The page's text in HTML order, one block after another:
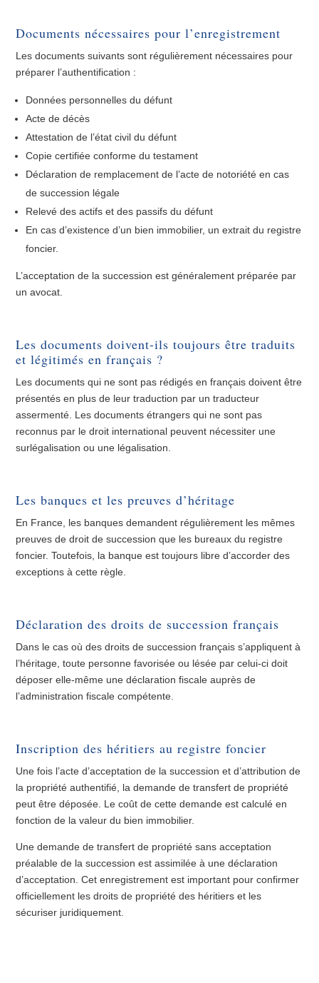
Documents nécessaires pour l’enregistrement
Les documents suivants sont régulièrement nécessaires pour
préparer l’authentification :
Données personnelles du défunt
Acte de décès
Attestation de l’état civil du défunt
Copie certifiée conforme du testament
Déclaration de remplacement de l’acte de notoriété en cas
de succession légale
Relevé des actifs et des passifs du défunt
En cas d’existence d’un bien immobilier, un extrait du registre
foncier.
L’acceptation de la succession est généralement préparée par
un avocat.
Les documents doivent-ils toujours être traduits
et légitimés en français ?
Les documents qui ne sont pas rédigés en français doivent être
présentés en plus de leur traduction par un traducteur
assermenté. Les documents étrangers qui ne sont pas
reconnus par le droit international peuvent nécessiter une
surlégalisation ou une légalisation.
Les banques et les preuves d’héritage
En France, les banques demandent régulièrement les mêmes
preuves de droit de succession que les bureaux du registre
foncier. Toutefois, la banque est toujours libre d’accorder des
exceptions à cette règle.
Déclaration des droits de succession français
Dans le cas où des droits de succession français s’appliquent à
l’héritage, toute personne favorisée ou lésée par celui-ci doit
déposer elle-même une déclaration fiscale auprès de
l’administration fiscale compétente.
Inscription des héritiers au registre foncier
Une fois l’acte d’acceptation de la succession et d’attribution de
la propriété authentifié, la demande de transfert de propriété
peut être déposée. Le coût de cette demande est calculé en
fonction de la valeur du bien immobilier.
Une demande de transfert de propriété sans acceptation
préalable de la succession est assimilée à une déclaration
d’acceptation. Cet enregistrement est important pour confirmer
officiellement les droits de propriété des héritiers et les
sécuriser juridiquement.